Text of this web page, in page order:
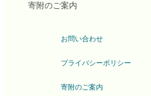
寄附のご案内
お問い合わせ
プライバシーポリシー
寄附のご案内